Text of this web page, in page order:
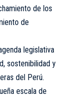
de los
de
legislativa
sostenibilidad y
del Perú.
escala de